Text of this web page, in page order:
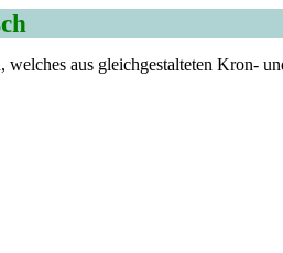
welches aus gleichgestalteten Kron-